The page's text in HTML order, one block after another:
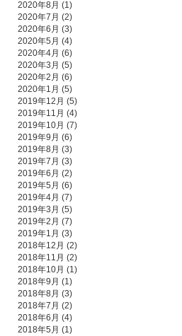
2020年8月 (1)
2020年7月 (2)
2020年6月 (3)
2020年5月 (4)
2020年4月 (6)
2020年3月 (5)
2020年2月 (6)
2020年1月 (5)
2019年12月 (5)
2019年11月 (4)
2019年10月 (7)
2019年9月 (6)
2019年8月 (3)
2019年7月 (3)
2019年6月 (2)
2019年5月 (6)
2019年4月 (7)
2019年3月 (5)
2019年2月 (7)
2019年1月 (3)
2018年12月 (2)
2018年11月 (2)
2018年10月 (1)
2018年9月 (1)
2018年8月 (3)
2018年7月 (2)
2018年6月 (4)
2018年5月 (1)